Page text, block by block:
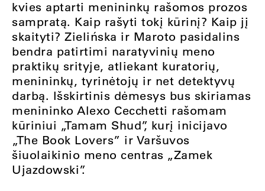
kvies aptarti menininkų rašomos prozos
sampratą. Kaip rašyti tokį kūrinį? Kaip jį
skaityti? Zielińska ir Maroto pasidalins
bendra patirtimi naratyvinių meno
praktikų srityje, atliekant kuratorių,
menininkų, tyrinėtojų ir net detektyvų
darbą. Išskirtinis dėmesys bus skiriamas
menininko Alexo Cecchetti rašomam
kūriniui „Tamam Shud”, kurį inicijavo
„The Book Lovers” ir Varšuvos
šiuolaikinio meno centras „Zamek
Ujazdowski”.